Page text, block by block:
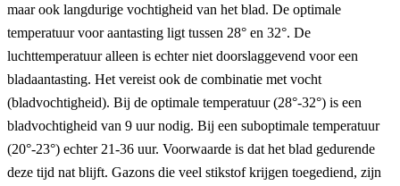
maar ook langdurige vochtigheid van het blad. De optimale
temperatuur voor aantasting ligt tussen 28° en 32°. De
luchttemperatuur alleen is echter niet doorslaggevend voor een
bladaantasting. Het vereist ook de combinatie met vocht
(bladvochtigheid). Bij de optimale temperatuur (28°-32°) is een
bladvochtigheid van 9 uur nodig. Bij een suboptimale temperatuur
(20°-23°) echter 21-36 uur. Voorwaarde is dat het blad gedurende
deze tijd nat blijft. Gazons die veel stikstof krijgen toegediend, zijn